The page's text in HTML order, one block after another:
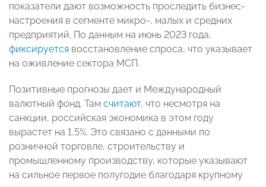
показатели дают возможность проследить бизнес-
настроения в сегменте микро-, малых и средних
предприятий. По данным на июнь 2023 года,
фиксируется восстановление спроса, что указывает
на оживление сектора МСП.
Позитивные прогнозы дает и Международный
валютный фонд. Там считают, что несмотря на
санкции, российская экономика в этом году
вырастет на 1,5%. Это связано с данными по
розничной торговле, строительству и
промышленному производству, которые указывают
на сильное первое полугодие благодаря крупному